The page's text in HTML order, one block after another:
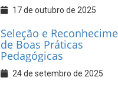
17 de outubro de 2025
Seleção e
de Boas Práticas
Pedagógicas
24 de setembro de 2025